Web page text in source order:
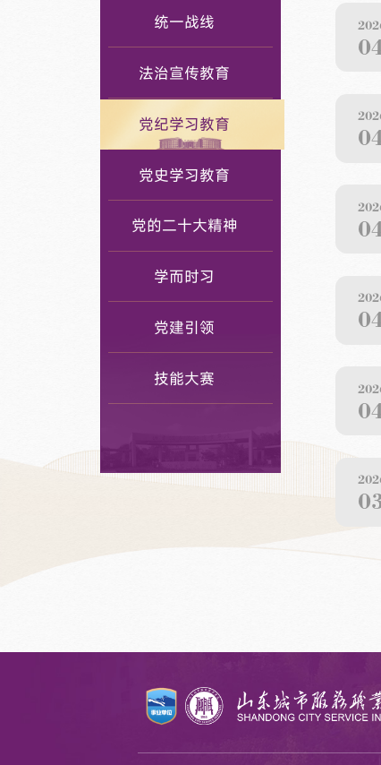
统一战线
法治宣传教育
党纪学习教育
党史学习教育
党的二十大精神
学而时习
党建引领
技能大赛